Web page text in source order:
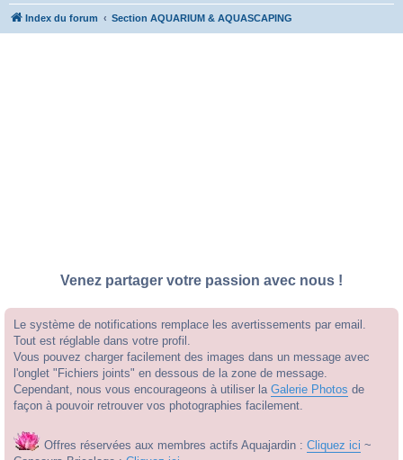
Index du forum Section AQUARIUM & AQUASCAPING
Venez partager votre passion avec nous !
Le système de notifications remplace les avertissements par email.
Tout est réglable dans votre profil.
Vous pouvez charger facilement des images dans un message avec
l'onglet "Fichiers joints" en dessous de la zone de message.
Cependant, nous vous encourageons à utiliser la Galerie Photos de
façon à pouvoir retrouver vos photographies facilement.
Offres réservées aux membres actifs Aquajardin : Cliquez ici ~